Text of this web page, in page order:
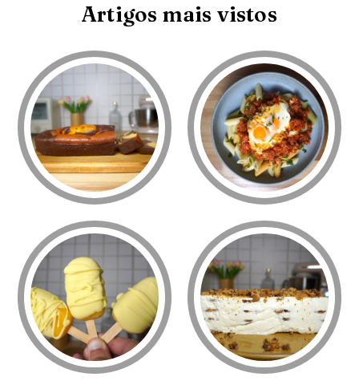
Artigos mais vistos